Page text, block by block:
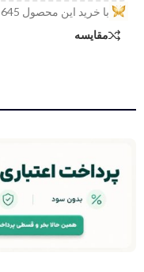
با خرید این محصول 645
مقایسه